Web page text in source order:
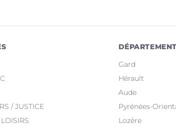
/ JUSTICE
Gard
Hérault
Aude
Pyrénées-
Lozère